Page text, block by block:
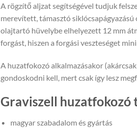
A rögzítő aljzat segítségével tudjuk
merevített, támasztó
olajtartó hüvelybe elhelyezett 12 mm
forgást, hiszen a forgási veszteséget
A huzatfokozó alkalmazásakor
gondoskodni kell, mert csak így lesz
Graviszell huzatfokozó
magyar szabadalom és gyártás